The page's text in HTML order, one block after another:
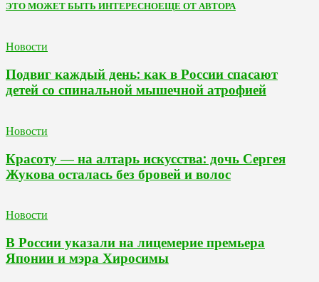
ЭТО МОЖЕТ БЫТЬ ИНТЕРЕСНОЕЩЕ ОТ АВТОРА
Новости
Подвиг каждый день: как в России спасают
детей со спинальной мышечной атрофией
Новости
Красоту — на алтарь искусства: дочь Сергея
Жукова осталась без бровей и волос
Новости
В России указали на лицемерие премьера
Японии и мэра Хиросимы